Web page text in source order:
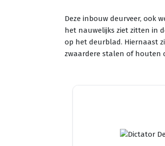
Deze inbouw deurveer, ook
het nauwelijks ziet zitten in
op het deurblad. Hiernaast
zwaardere stalen of houten